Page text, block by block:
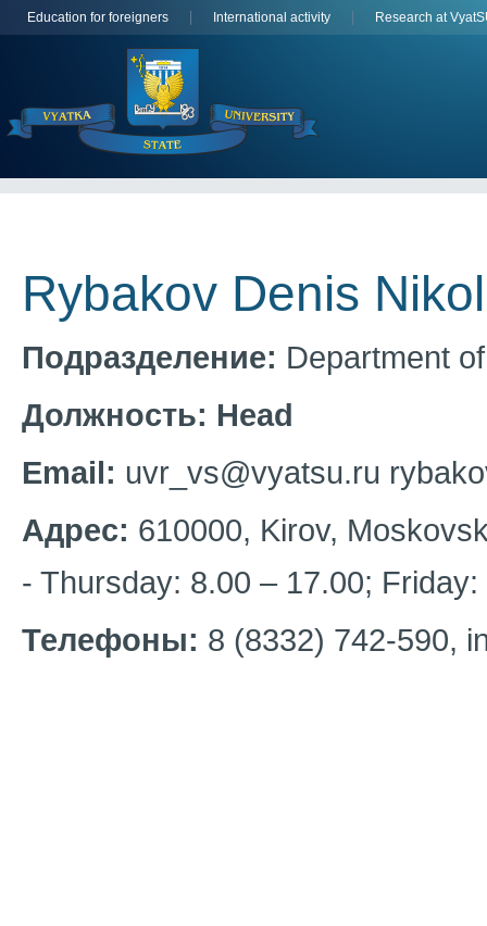
Education for foreigners International activity Research at
Rybakov Denis
Подразделение: Department
Должность: Head
Email: uvr_vs@vyatsu.ru
Адрес: 610000, Kirov,
- Thursday: 8.00 – 17.00;
Телефоны: 8 (8332) 742-590,